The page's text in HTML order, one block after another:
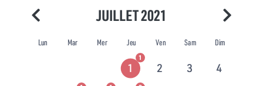
JUILLET 2021
Lun Mar Mer Jeu Ven Sam Dim
1
1
2 3 4